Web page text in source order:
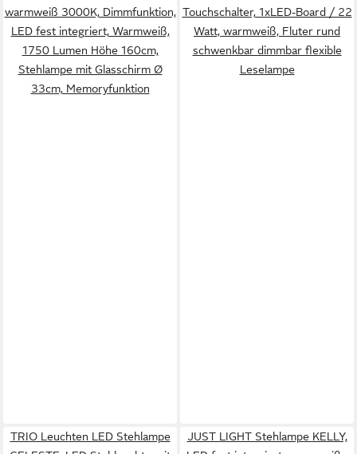
warmweiß 3000K, Dimmfunktion,
LED fest integriert, Warmweiß,
1750 Lumen Höhe 160cm,
Stehlampe mit Glasschirm Ø
33cm, Memoryfunktion
Touchschalter, 1xLED-Board / 22
Watt, warmweiß, Fluter rund
schwenkbar dimmbar flexible
Leselampe
TRIO Leuchten LED Stehlampe
JUST LIGHT Stehlampe KELLY,